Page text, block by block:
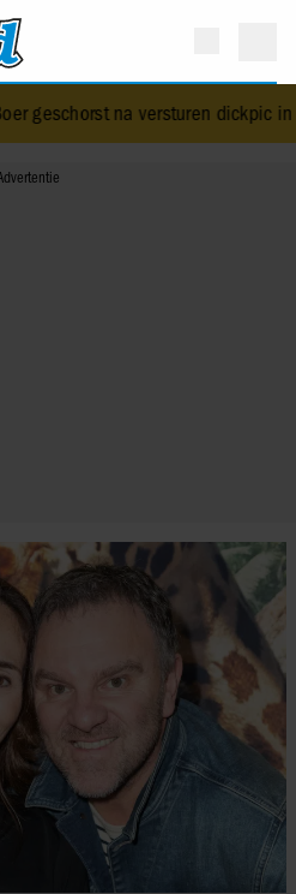
versturen dickpic in groepsapp